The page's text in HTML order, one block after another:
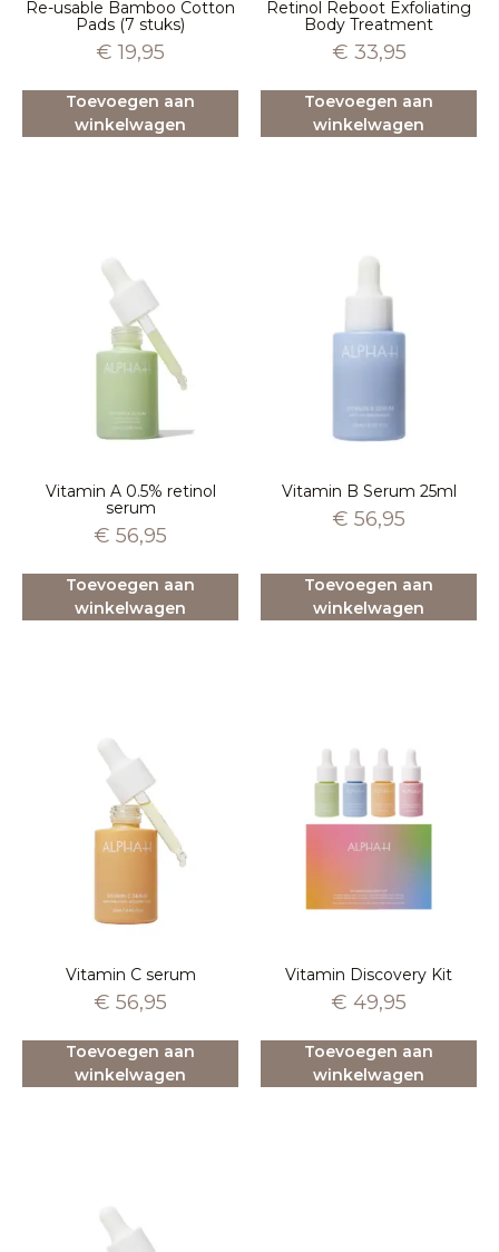
Re-usable Bamboo Cotton
Pads (7 stuks)
€ 19,95
Toevoegen aan
winkelwagen
Retinol Reboot Exfoliating
Body Treatment
€ 33,95
Toevoegen aan
winkelwagen
Vitamin A 0.5% retinol
serum
€ 56,95
Toevoegen aan
winkelwagen
Vitamin B Serum 25ml
€ 56,95
Toevoegen aan
winkelwagen
Vitamin C serum
€ 56,95
Toevoegen aan
winkelwagen
Vitamin Discovery Kit
€ 49,95
Toevoegen aan
winkelwagen